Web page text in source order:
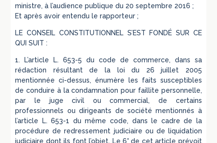
ministre, à l’audience publique du 20 septembre 2016 ;
Et après avoir entendu le rapporteur ;
LE CONSEIL CONSTITUTIONNEL S’EST FONDÉ SUR CE
QUI SUIT :
1. L’article L. 653-5 du code de commerce, dans sa
rédaction résultant de la loi du 26 juillet 2005
mentionnée ci-dessus, énumère les faits susceptibles
de conduire à la condamnation pour faillite personnelle,
par le juge civil ou commercial, de certains
professionnels ou dirigeants de société mentionnés à
l’article L. 653-1 du même code, dans le cadre de la
procédure de redressement judiciaire ou de liquidation
judiciaire dont ils font l’objet. Le 6° de cet article prévoit